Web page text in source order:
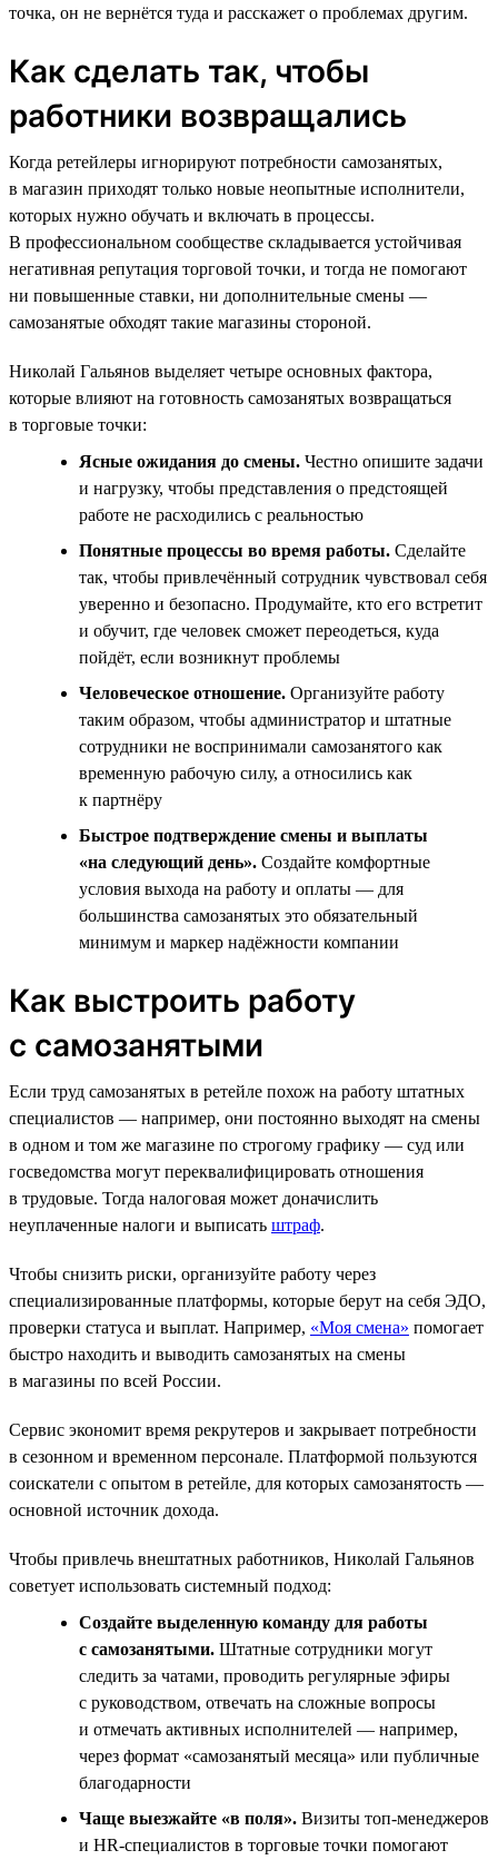
точка, он не вернётся туда и расскажет о проблемах другим.
Как сделать так, чтобы
работники возвращались
Когда ретейлеры игнорируют потребности самозанятых,
в магазин приходят только новые неопытные исполнители,
которых нужно обучать и включать в процессы.
В профессиональном сообществе складывается устойчивая
негативная репутация торговой точки, и тогда не помогают
ни повышенные ставки, ни дополнительные смены —
самозанятые обходят такие магазины стороной.
Николай Гальянов выделяет четыре основных фактора,
которые влияют на готовность самозанятых возвращаться
в торговые точки:
Ясные ожидания до смены. Честно опишите задачи
и нагрузку, чтобы представления о предстоящей
работе не расходились с реальностью
Понятные процессы во время работы. Сделайте
так, чтобы привлечённый сотрудник чувствовал себя
уверенно и безопасно. Продумайте, кто его встретит
и обучит, где человек сможет переодеться, куда
пойдёт, если возникнут проблемы
Человеческое отношение. Организуйте работу
таким образом, чтобы администратор и штатные
сотрудники не воспринимали самозанятого как
временную рабочую силу, а относились как
к партнёру
Быстрое подтверждение смены и выплаты
«на следующий день». Создайте комфортные
условия выхода на работу и оплаты — для
большинства самозанятых это обязательный
минимум и маркер надёжности компании
Как выстроить работу
с самозанятыми
Если труд самозанятых в ретейле похож на работу штатных
специалистов — например, они постоянно выходят на смены
в одном и том же магазине по строгому графику — суд или
госведомства могут переквалифицировать отношения
в трудовые. Тогда налоговая может доначислить
неуплаченные налоги и выписать штраф.
Чтобы снизить риски, организуйте работу через
специализированные платформы, которые берут на себя ЭДО,
проверки статуса и выплат. Например, «Моя смена» помогает
быстро находить и выводить самозанятых на смены
в магазины по всей России.
Сервис экономит время рекрутеров и закрывает потребности
в сезонном и временном персонале. Платформой пользуются
соискатели с опытом в ретейле, для которых самозанятость —
основной источник дохода.
Чтобы привлечь внештатных работников, Николай Гальянов
советует использовать системный подход:
Создайте выделенную команду для работы
с самозанятыми. Штатные сотрудники могут
следить за чатами, проводить регулярные эфиры
с руководством, отвечать на сложные вопросы
и отмечать активных исполнителей — например,
через формат «самозанятый месяца» или публичные
благодарности
Чаще выезжайте «в поля». Визиты топ‑менеджеров
и HR‑специалистов в торговые точки помогают